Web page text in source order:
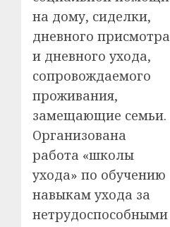
на дому, сиделки,
дневного присмотра
и дневного ухода,
сопровождаемого
проживания,
замещающие семьи.
Организована
работа «школы
ухода» по обучению
навыкам ухода за
нетрудоспособными